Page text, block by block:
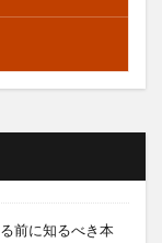
前に知るべき本